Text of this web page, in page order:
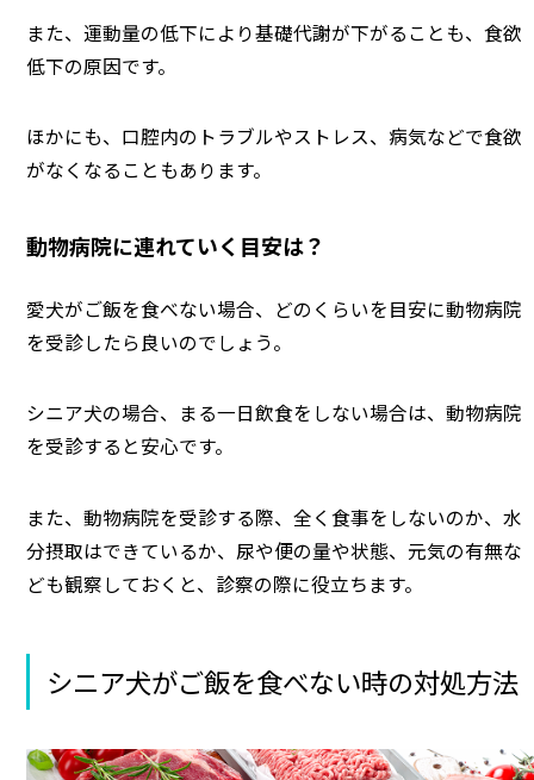
また、運動量の低下により基礎代謝が下がることも、食欲
低下の原因です。
ほかにも、口腔内のトラブルやストレス、病気などで食欲
がなくなることもあります。
動物病院に連れていく目安は？
愛犬がご飯を食べない場合、どのくらいを目安に動物病院
を受診したら良いのでしょう。
シニア犬の場合、まる一日飲食をしない場合は、動物病院
を受診すると安心です。
また、動物病院を受診する際、全く食事をしないのか、水
分摂取はできているか、尿や便の量や状態、元気の有無な
ども観察しておくと、診察の際に役立ちます。
シニア犬がご飯を食べない時の対処方法